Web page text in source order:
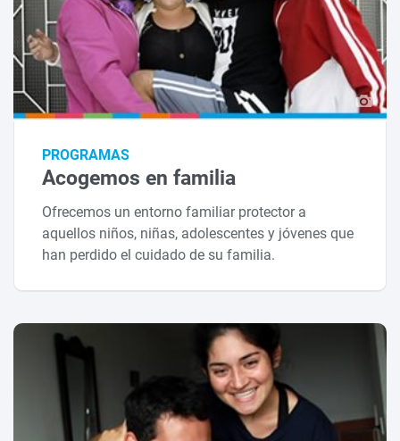
PROGRAMAS
Acogemos en familia
Ofrecemos un entorno familiar protector a
aquellos niños, niñas, adolescentes y jóvenes que
han perdido el cuidado de su familia.